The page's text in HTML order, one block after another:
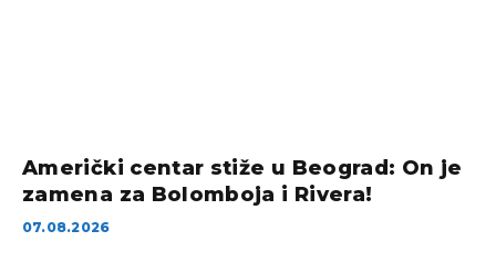
Američki centar stiže u Beograd: On je
zamena za Bolomboja i Rivera!
07.08.2026